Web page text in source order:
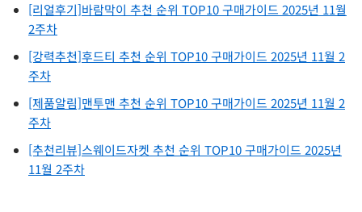
[리얼후기]바람막이 추천 순위 TOP10 구매가이드 2025년 11월
2주차
[강력추천]후드티 추천 순위 TOP10 구매가이드 2025년 11월 2
주차
[제품알림]맨투맨 추천 순위 TOP10 구매가이드 2025년 11월 2
주차
[추천리뷰]스웨이드자켓 추천 순위 TOP10 구매가이드 2025년
11월 2주차